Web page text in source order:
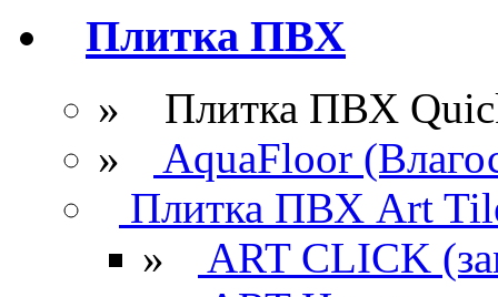
Плитка ПВХ
» Плитка ПВХ
»
AquaFloor
Плитка ПВХ Art
»
ART CLICK